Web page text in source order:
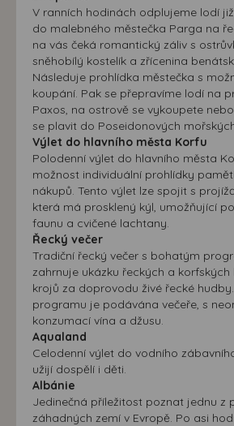
V ranních hodinách odplujeme lodí
do malebného městečka Parga na
na vás čeká romantický záliv s
sněhobílý kostelík a zřícenina
Následuje prohlídka městečka s
koupání. Pak se přepravíme lodí na
Paxos, na ostrově se vykoupete
se plavit do Poseidonových
Výlet do hlavního města Korfu
Polodenní výlet do hlavního města
možnost individuální prohlídky
nákupů. Tento výlet lze spojit s
která má prosklený kýl, umožňující
faunu a cvičené lachtany.
Řecký večer
Tradiční řecký večer s bohatým
zahrnuje ukázku řeckých a
krojů za doprovodu živé řecké
programu je podávána večeře, s
konzumací vína a džusu.
Aqualand
Celodenní výlet do vodního
užijí dospělí i děti.
Albánie
Jedinečná příležitost poznat jednu z
záhadných zemí v Evropě. Po asi